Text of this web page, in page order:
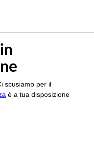
scusiamo per il
è a tua disposizione